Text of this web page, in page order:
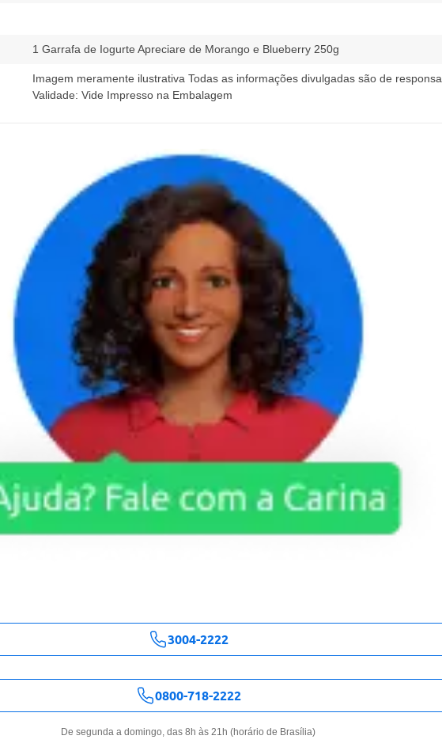
1 Garrafa de Iogurte Apreciare de Morango e Blueberry 250g
Imagem meramente ilustrativa Todas as informações divulgadas são de
Validade: Vide Impresso na Embalagem
3004-2222
0800-718-2222
De segunda a domingo, das 8h às 21h (horário de Brasília)